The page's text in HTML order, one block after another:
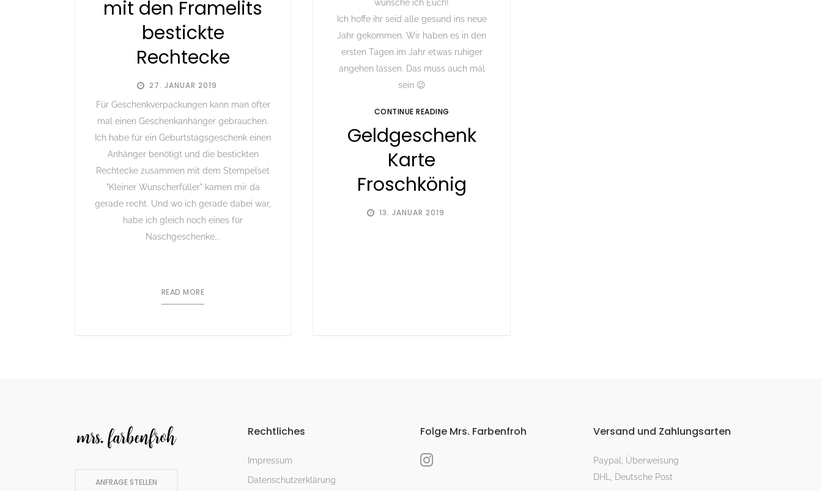
27. JANUAR 2019
mit den Framelits
bestickte
Rechtecke
Für Geschenkverpackungen kann man öfter
mal einen Geschenkanhänger gebrauchen.
Ich habe für ein Geburtstagsgeschenk einen
Anhänger benötigt und die bestickten
Rechtecke zusammen mit dem Stempelset
"Kleiner Wunscherfüller" kamen mir da
gerade recht. Und wo ich gerade dabei war,
habe ich gleich noch eines für
Naschgeschenke...
READ MORE
13. JANUAR 2019
Geldgeschenk
Karte
Froschkönig
wünsche ich Euch!
Ich hoffe ihr seid alle gesund ins neue
Jahr gekommen. Wir haben es in den
ersten Tagen im Jahr etwas ruhiger
angehen lassen. Das muss auch mal
sein 😉
CONTINUE READING
ANFRAGE STELLEN
Rechtliches
Impressum
Datenschutzerklärung
Folge Mrs. Farbenfroh Versand und Zahlungsarten
Paypal, Überweisung
DHL, Deutsche Post